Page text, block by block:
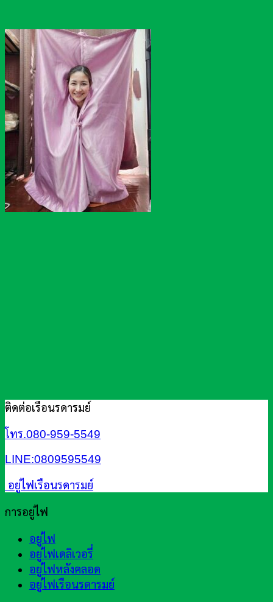
ติดต่อเรือนรดารมย์
โทร.080-959-5549
LINE:0809595549
อยู่ไฟเรือนรดารมย์
การอยู่ไฟ
อยู่ไฟ
อยู่ไฟเดลิเวอรี่
อยู่ไฟหลังคลอด
อยู่ไฟเรือนรดารมย์